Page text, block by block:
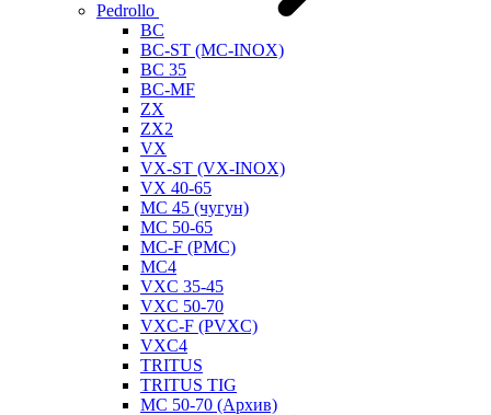
Pedrollo
BC
BC-ST (MC-INOX)
BC 35
BC-MF
ZX
ZX2
VX
VX-ST (VX-INOX)
VX 40-65
MC 45 (чугун)
MC 50-65
MC-F (PMC)
MC4
VXC 35-45
VXC 50-70
VXC-F (PVXC)
VXC4
TRITUS
TRITUS TIG
MC 50-70 (Архив)